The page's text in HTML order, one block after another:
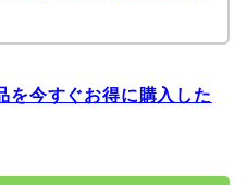
を今すぐお得に購入した